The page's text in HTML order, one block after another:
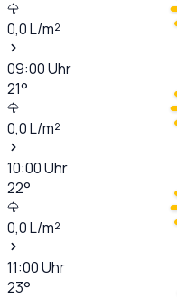
0,0L/m²
09:00Uhr
21°
0,0L/m²
10:00Uhr
22°
0,0L/m²
11:00Uhr
23°